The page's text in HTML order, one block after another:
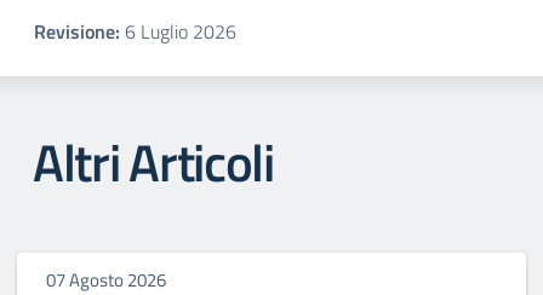
Revisione: 6 Luglio 2026
Altri Articoli
07 Agosto 2026